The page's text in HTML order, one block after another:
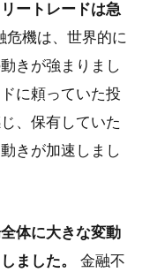
ートレードは急
危機は、世界的に
きが強まりまし
に頼っていた投
、保有していた
きが加速しまし
体に大きな変動
ました。
金融不